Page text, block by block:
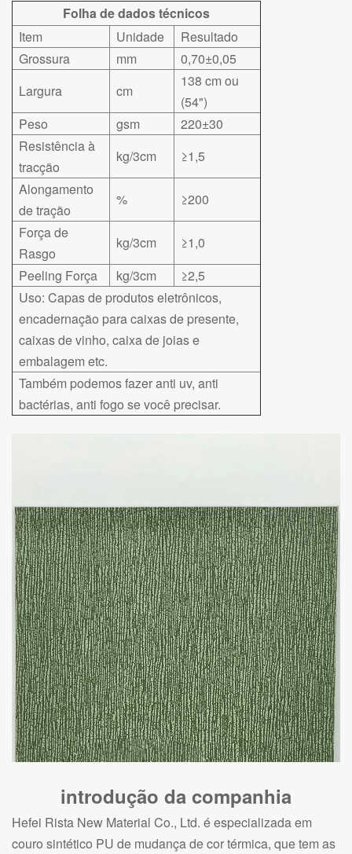
Folha de dados técnicos
Item
Unidade
Resultado
Grossura
mm
0,70±0,05
Largura
cm
138 cm ou
(54")
Peso
gsm
220±30
Resistência à
tracção
kg/3cm
≥1,5
Alongamento
de tração
%
≥200
Força de
Rasgo
kg/3cm
≥1,0
Peeling Força
kg/3cm
≥2,5
Uso: Capas de produtos eletrônicos,
encadernação para caixas de presente,
caixas de vinho, caixa de joias e
embalagem etc.
Também podemos fazer anti uv, anti
bactérias, anti fogo se você precisar.
introdução da companhia
Hefei Rista New Material Co., Ltd. é especializada em
couro sintético PU de mudança de cor térmica, que tem as